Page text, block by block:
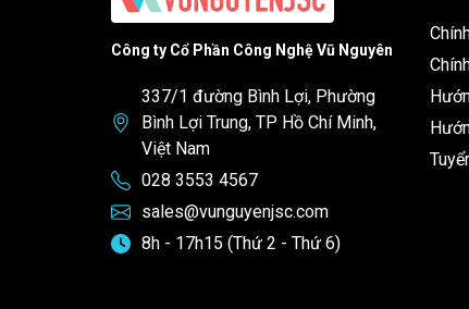
Công ty Cổ Phần Công Nghệ Vũ Nguyên
337/1 đường Bình Lợi, Phường
Bình Lợi Trung, TP Hồ Chí Minh,
Việt Nam
028 3553 4567
sales@vunguyenjsc.com
8h - 17h15 (Thứ 2 - Thứ 6)